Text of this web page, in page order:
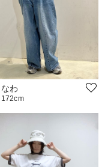
なわ
172cm